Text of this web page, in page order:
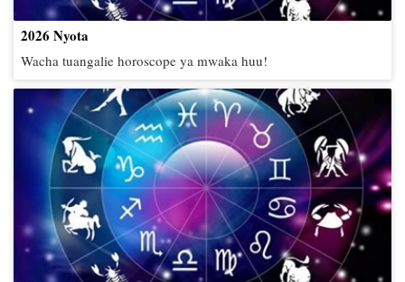
2026 Nyota
Wacha tuangalie horoscope ya mwaka huu!